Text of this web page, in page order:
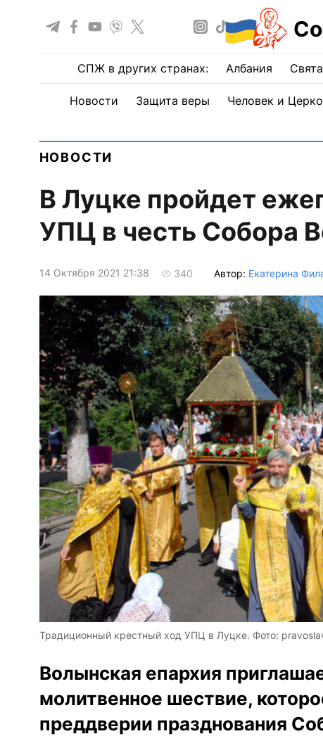
СПЖ в других странах: Албания
Новости Защита веры Человек и
НОВОСТИ
В Луцке пройдет
УПЦ в честь Собора
14 Октября 2021 21:38 340 Автор: Екатерина
Традиционный крестный ход УПЦ в Луцке. Фото:
Волынская епархия
молитвенное шествие,
преддверии празднования